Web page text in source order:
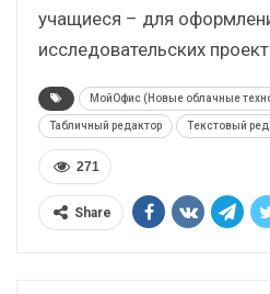
учащиеся – для
исследовательских
МойОфис (Новые облачные
Табличный редактор Текстовый
271
Share